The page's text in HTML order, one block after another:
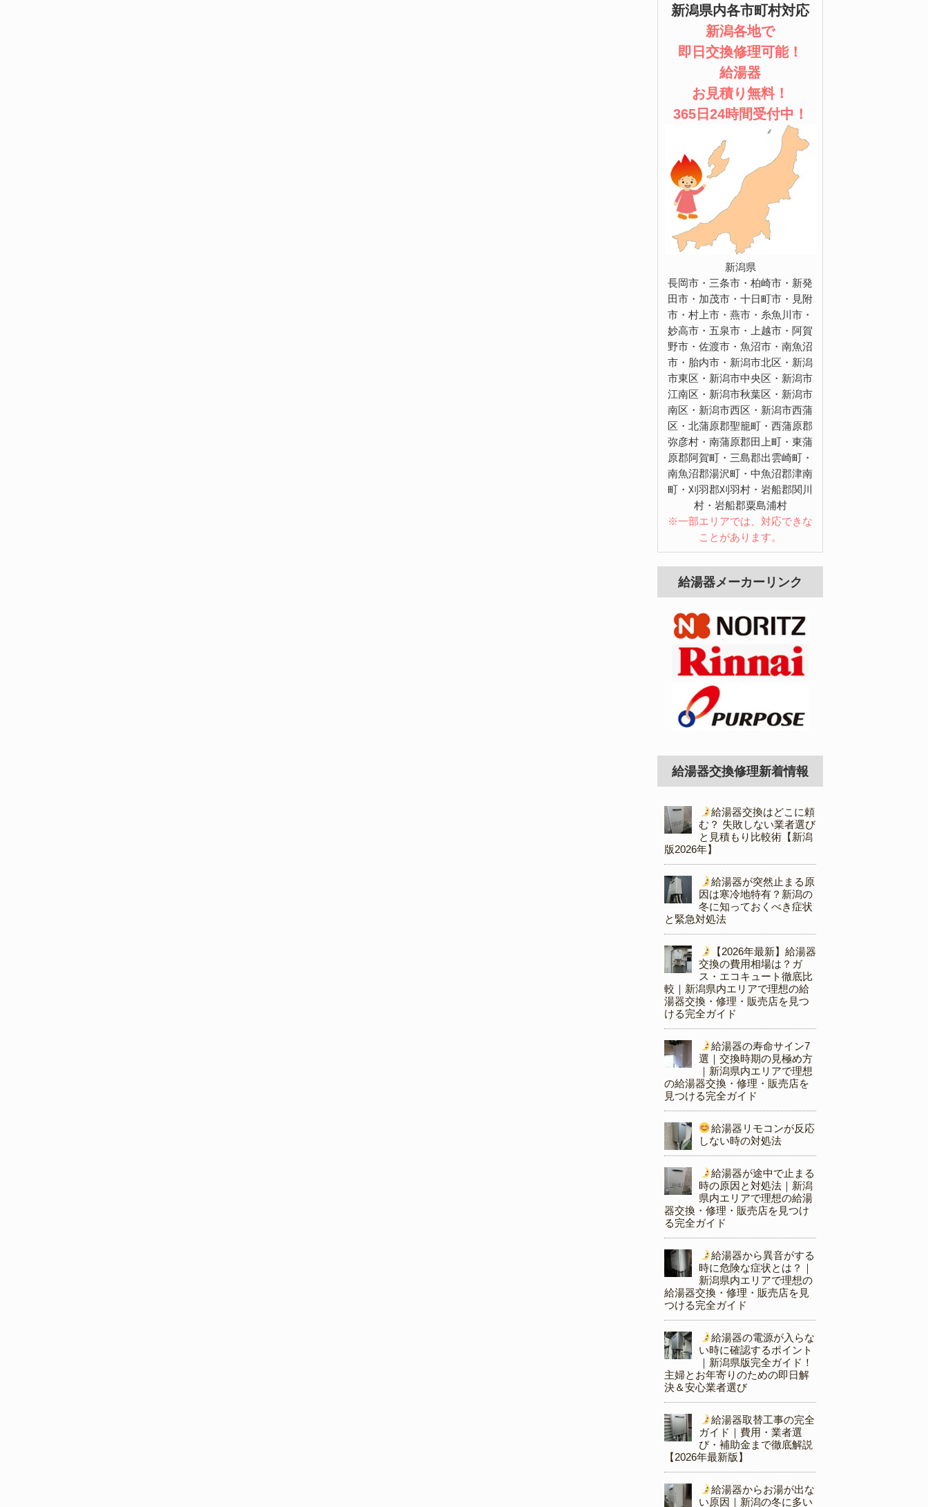
新潟県内各市町村対応
新潟各地で
即日交換修理可能！
給湯器
お見積り無料！
365日24時間受付中！
新潟県
長岡市・三条市・柏崎市・新発
田市・加茂市・十日町市・見附
市・村上市・燕市・糸魚川市・
妙高市・五泉市・上越市・阿賀
野市・佐渡市・魚沼市・南魚沼
市・胎内市・新潟市北区・新潟
市東区・新潟市中央区・新潟市
江南区・新潟市秋葉区・新潟市
南区・新潟市西区・新潟市西蒲
区・北蒲原郡聖籠町・西蒲原郡
弥彦村・南蒲原郡田上町・東蒲
原郡阿賀町・三島郡出雲崎町・
南魚沼郡湯沢町・中魚沼郡津南
町・刈羽郡刈羽村・岩船郡関川
村・岩船郡粟島浦村
※一部エリアでは、対応できな
ことがあります。
給湯器メーカーリンク
給湯器交換修理新着情報
給湯器交換はどこに頼
む？ 失敗しない業者選び
と見積もり比較術【新潟
版2026年】
給湯器が突然止まる原
因は寒冷地特有？新潟の
冬に知っておくべき症状
と緊急対処法
【2026年最新】給湯器
交換の費用相場は？ガ
ス・エコキュート徹底比
較｜新潟県内エリアで理想の給
湯器交換・修理・販売店を見つ
ける完全ガイド
給湯器の寿命サイン7
選｜交換時期の見極め方
｜新潟県内エリアで理想
の給湯器交換・修理・販売店を
見つける完全ガイド
給湯器リモコンが反応
しない時の対処法
給湯器が途中で止まる
時の原因と対処法｜新潟
県内エリアで理想の給湯
器交換・修理・販売店を見つけ
る完全ガイド
給湯器から異音がする
時に危険な症状とは？｜
新潟県内エリアで理想の
給湯器交換・修理・販売店を見
つける完全ガイド
給湯器の電源が入らな
い時に確認するポイント
｜新潟県版完全ガイド！
主婦とお年寄りのための即日解
決＆安心業者選び
給湯器取替工事の完全
ガイド｜費用・業者選
び・補助金まで徹底解説
【2026年最新版】
給湯器からお湯が出な
い原因｜新潟の冬に多い